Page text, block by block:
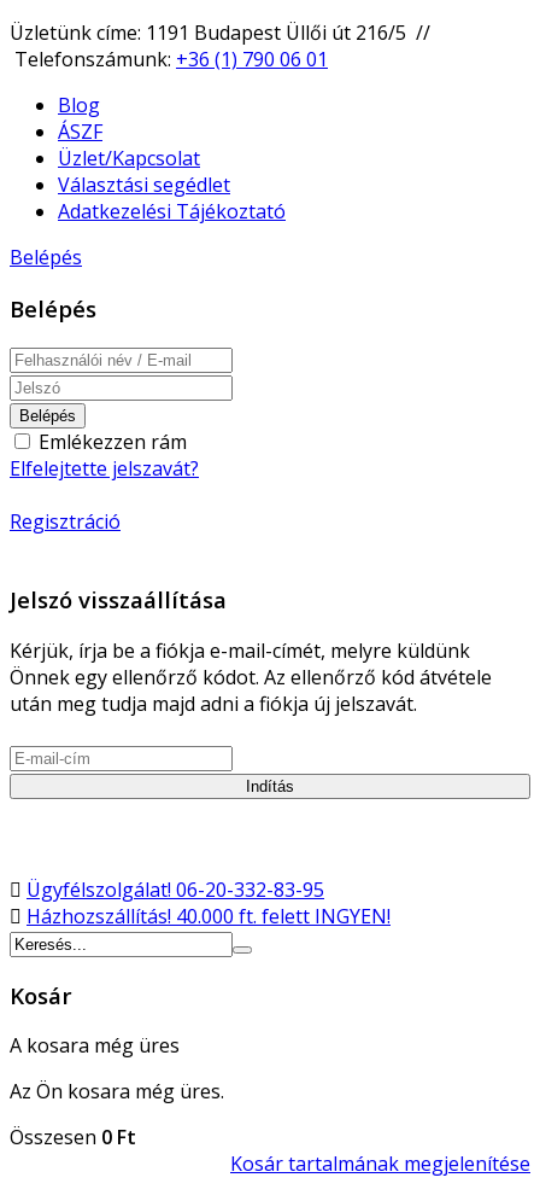
Üzletünk címe: 1191 Budapest Üllői út 216/5 //
Telefonszámunk: +36 (1) 790 06 01
Blog
ÁSZF
Üzlet/Kapcsolat
Választási segédlet
Adatkezelési Tájékoztató
Belépés
Belépés
Belépés
Emlékezzen rám
Elfelejtette jelszavát?
Regisztráció
Jelszó visszaállítása
Kérjük, írja be a fiókja e-mail-címét, melyre küldünk
Önnek egy ellenőrző kódot. Az ellenőrző kód átvétele
után meg tudja majd adni a fiókja új jelszavát.
Indítás
Ügyfélszolgálat! 06-20-332-83-95
Házhozszállítás! 40.000 ft. felett INGYEN!
Kosár
A kosara még üres
Az Ön kosara még üres.
Összesen 0 Ft
Kosár tartalmának megjelenítése